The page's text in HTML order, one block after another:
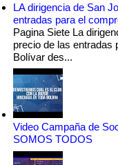
LA dirigencia de San
entradas para el
Pagina Siete La
precio de las entradas
Bolívar des...
Video Campaña de
SOMOS TODOS